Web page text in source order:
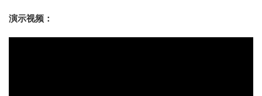
演示视频：